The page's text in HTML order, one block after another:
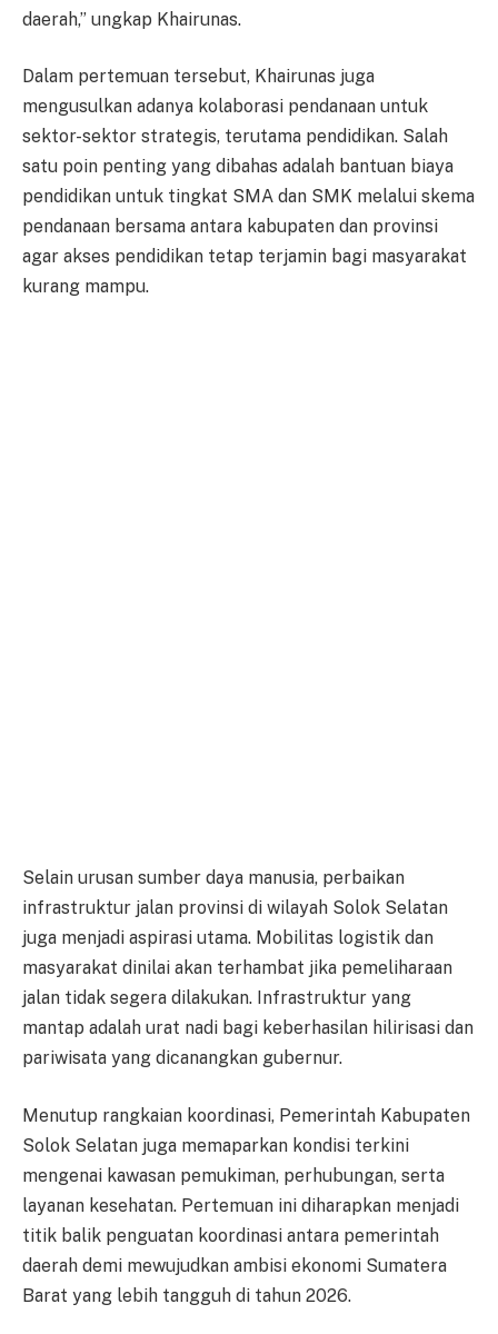
daerah,” ungkap Khairunas.
Dalam pertemuan tersebut, Khairunas juga
mengusulkan adanya kolaborasi pendanaan untuk
sektor-sektor strategis, terutama pendidikan. Salah
satu poin penting yang dibahas adalah bantuan biaya
pendidikan untuk tingkat SMA dan SMK melalui skema
pendanaan bersama antara kabupaten dan provinsi
agar akses pendidikan tetap terjamin bagi masyarakat
kurang mampu.
Selain urusan sumber daya manusia, perbaikan
infrastruktur jalan provinsi di wilayah Solok Selatan
juga menjadi aspirasi utama. Mobilitas logistik dan
masyarakat dinilai akan terhambat jika pemeliharaan
jalan tidak segera dilakukan. Infrastruktur yang
mantap adalah urat nadi bagi keberhasilan hilirisasi dan
pariwisata yang dicanangkan gubernur.
Menutup rangkaian koordinasi, Pemerintah Kabupaten
Solok Selatan juga memaparkan kondisi terkini
mengenai kawasan pemukiman, perhubungan, serta
layanan kesehatan. Pertemuan ini diharapkan menjadi
titik balik penguatan koordinasi antara pemerintah
daerah demi mewujudkan ambisi ekonomi Sumatera
Barat yang lebih tangguh di tahun 2026.